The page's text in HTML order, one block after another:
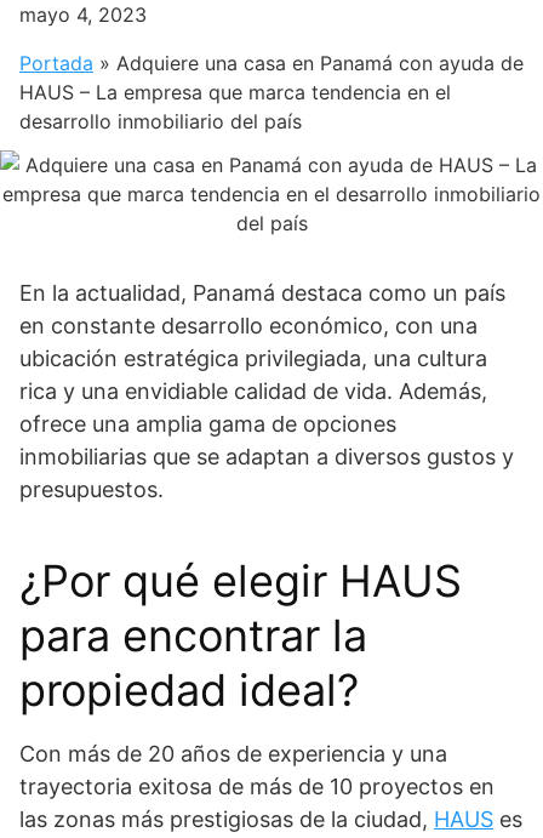
mayo 4, 2023
Portada » Adquiere una casa en Panamá con ayuda de
HAUS – La empresa que marca tendencia en el
desarrollo inmobiliario del país
En la actualidad, Panamá destaca como un país
en constante desarrollo económico, con una
ubicación estratégica privilegiada, una cultura
rica y una envidiable calidad de vida. Además,
ofrece una amplia gama de opciones
inmobiliarias que se adaptan a diversos gustos y
presupuestos.
¿Por qué elegir HAUS
para encontrar la
propiedad ideal?
Con más de 20 años de experiencia y una
trayectoria exitosa de más de 10 proyectos en
las zonas más prestigiosas de la ciudad, HAUS es